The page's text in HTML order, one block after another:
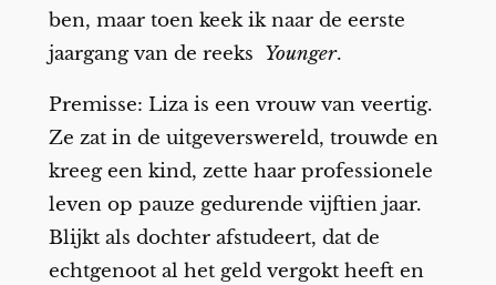
ben, maar toen keek ik naar de eerste
jaargang van de reeks Younger.
Premisse: Liza is een vrouw van veertig.
Ze zat in de uitgeverswereld, trouwde en
kreeg een kind, zette haar professionele
leven op pauze gedurende vijftien jaar.
Blijkt als dochter afstudeert, dat de
echtgenoot al het geld vergokt heeft en